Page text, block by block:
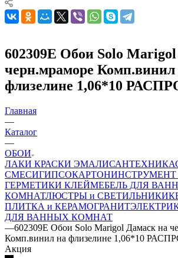
602309Е Обои Solo
черн.мраморе Комп.винил
флизелине 1,06*10
Главная
—
Каталог
—
ОБОИ
ЛАКИ КРАСКИ ЭМАЛИСАНТЕХНИКА
СМЕСИГИПСОКАРТОН
ГЕРМЕТИКИ КЛЕЙМЕБЕЛЬ ДЛЯ
КОМНАТЛЮСТРЫ и СВЕТИЛЬНИКИ
ПЛИТКА и КЕРАМОГРАНИТ
ДЛЯ ВАННЫХ КОМНАТ
—602309Е Обои Solo Marigol Дамаск на
Комп.винил на флизелине 1,06*10
Акция